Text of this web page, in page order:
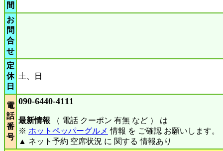
間
お
問
合
せ
定
休
日
土、日
電
話
番
号
090-6440-4111
最新情報 （ 電話 クーポン 有無 など ） は
※ ホットペッパーグルメ 情報 を ご確認 お願いします。
▲ ネット予約 空席状況 に 関する 情報あり